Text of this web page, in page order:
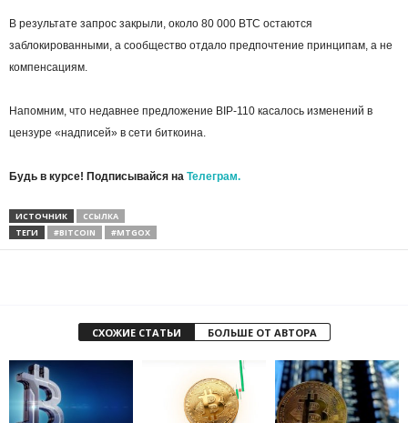
В результате запрос закрыли, около 80 000 BTC остаются
заблокированными, а сообщество отдало предпочтение принципам, а не
компенсациям.
Напомним, что недавнее предложение BIP-110 касалось изменений в
цензуре «надписей» в сети биткоина.
Будь в курсе! Подписывайся на Телеграм.
ИСТОЧНИК
ССЫЛКА
ТЕГИ
#BITCOIN #MTGOX
СХОЖИЕ СТАТЬИ БОЛЬШЕ ОТ АВТОРА